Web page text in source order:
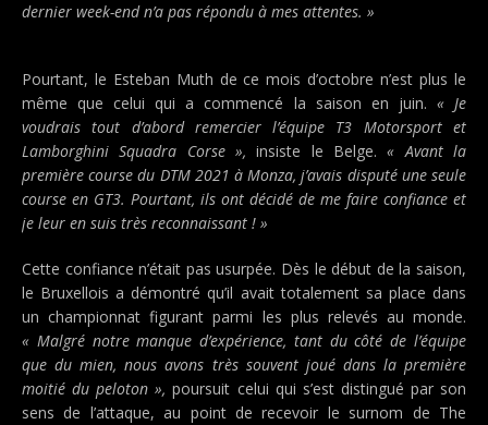
dernier week-end n’a pas répondu à mes attentes. »
Pourtant, le Esteban Muth de ce mois d’octobre n’est plus le
même que celui qui a commencé la saison en juin. « Je
voudrais tout d’abord remercier l’équipe T3 Motorsport et
Lamborghini Squadra Corse », insiste le Belge.« Avant la
première course du DTM 2021 à Monza, j’avais disputé une seule
course en GT3. Pourtant, ils ont décidé de me faire confiance et
je leur en suis très reconnaissant ! »
Cette confiance n’était pas usurpée. Dès le début de la saison,
le Bruxellois a démontré qu’il avait totalement sa place dans
un championnat figurant parmi les plus relevés au monde.
« Malgré notre manque d’expérience, tant du côté de l’équipe
que du mien, nous avons très souvent joué dans la première
moitié du peloton », poursuit celui qui s’est distingué par son
sens de l’attaque, au point de recevoir le surnom de The